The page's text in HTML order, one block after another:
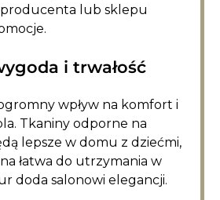
lub sklepu
i trwałość
wpływ na komfort i
Tkaniny odporne na
lepsze w domu z dziećmi,
łatwa do utrzymania w
doda salonowi elegancji.